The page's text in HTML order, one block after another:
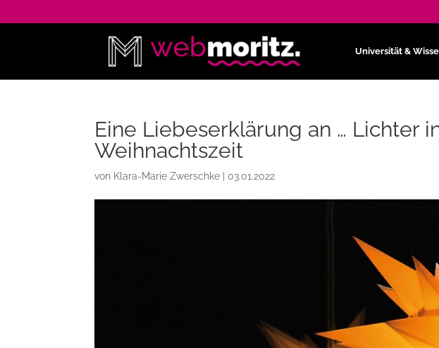
Universität &
Eine Liebeserklärung an … Lichter
Weihnachtszeit
von Klara-Marie Zwerschke |03.01.2022